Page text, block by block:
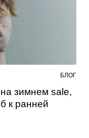
БЛОГ
на зимнем sale,
к ранней